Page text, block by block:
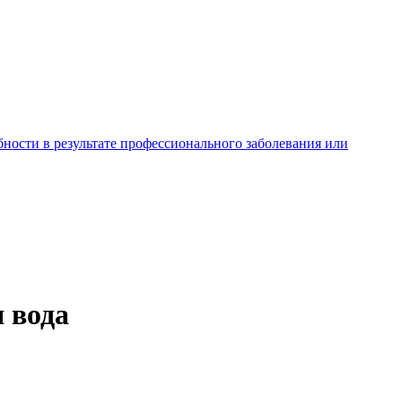
в результате профессионального заболевания или
вода